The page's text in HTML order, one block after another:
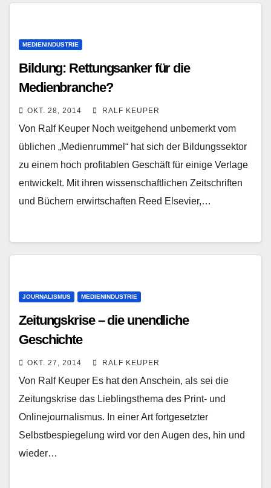
MEDIENINDUSTRIE
Bildung: Rettungsanker für die
Medienbranche?
OKT. 28, 2014 RALF KEUPER
Von Ralf Keuper Noch weitgehend unbemerkt vom
üblichen „Medienrummel“ hat sich der Bildungssektor
zu einem hoch profitablen Geschäft für einige Verlage
entwickelt. Mit ihren wissenschaftlichen Zeitschriften
und Büchern erwirtschaften Reed Elsevier,…
JOURNALISMUS MEDIENINDUSTRIE
Zeitungskrise – die unendliche
Geschichte
OKT. 27, 2014 RALF KEUPER
Von Ralf Keuper Es hat den Anschein, als sei die
Zeitungskrise das Lieblingsthema des Print- und
Onlinejournalismus. In einer Art fortgesetzter
Selbstbespiegelung wird vor den Augen des, hin und
wieder…